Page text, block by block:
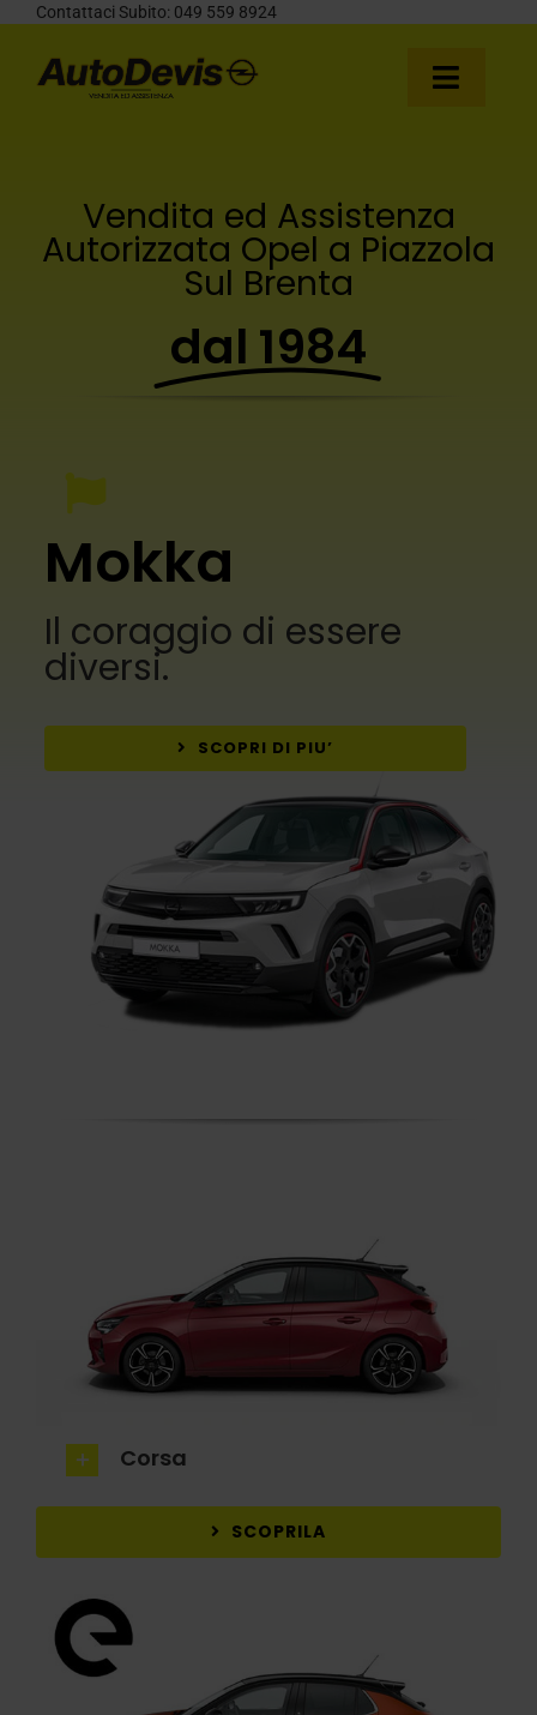
contenuto
Contattaci Subito: 049 559 8924
NUOVO
CONTATTACI
Vendita ed Assistenza
Autorizzata Opel a Piazzola
Sul Brenta
dal 1984
Mokka
Il coraggio di essere
diversi.
SCOPRI DI PIU’
Corsa
SCOPRILA